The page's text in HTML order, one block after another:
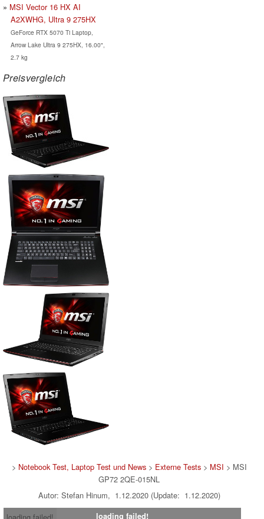
MSI Vector 16 HX AI
A2XWHG, Ultra 9 275HX
GeForce RTX 5070 Ti Laptop,
Arrow Lake Ultra 9 275HX, 16.00",
2.7 kg
Preisvergleich
> Notebook Test, Laptop Test und News> Externe Tests> MSI > MSI
GP72 2QE-015NL
Autor: Stefan Hinum, 1.12.2020 (Update: 1.12.2020)
loading failed!
loading failed!